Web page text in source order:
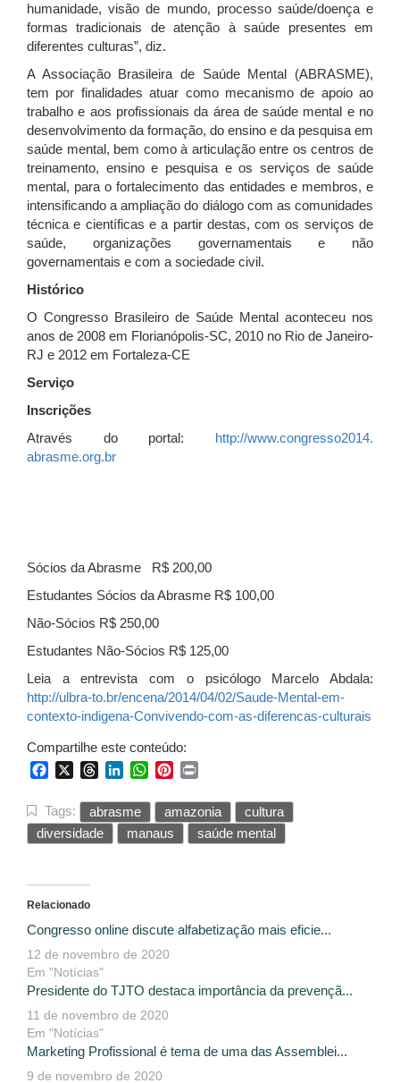
humanidade, visão de mundo, processo saúde/doença e
formas tradicionais de atenção à saúde presentes em
diferentes culturas”, diz.
A Associação Brasileira de Saúde Mental (ABRASME),
tem por finalidades atuar como mecanismo de apoio ao
trabalho e aos profissionais da área de saúde mental e no
desenvolvimento da formação, do ensino e da pesquisa em
saúde mental, bem como à articulação entre os centros de
treinamento, ensino e pesquisa e os serviços de saúde
mental, para o fortalecimento das entidades e membros, e
intensificando a ampliação do diálogo com as comunidades
técnica e científicas e a partir destas, com os serviços de
saúde, organizações governamentais e não
governamentais e com a sociedade civil.
Histórico
O Congresso Brasileiro de Saúde Mental aconteceu nos
anos de 2008 em Florianópolis-SC, 2010 no Rio de Janeiro-
RJ e 2012 em Fortaleza-CE
Serviço
Inscrições
Através do portal: http://www.congresso2014.
abrasme.org.br
Sócios da Abrasme R$ 200,00
Estudantes Sócios da Abrasme R$ 100,00
Não-Sócios R$ 250,00
Estudantes Não-Sócios R$ 125,00
Leia a entrevista com o psicólogo Marcelo Abdala:
http://ulbra-to.br/encena/2014/04/02/Saude-Mental-em-
contexto-indigena-Convivendo-com-as-diferencas-culturais
Compartilhe este conteúdo:
FacebookThreadsLinkedInWhatsApp
Pinterest
Tags: abrasme amazonia
cultura
diversidade
manaus saúde mental
Relacionado
Congresso online discute alfabetização mais eficie...
12 de novembro de 2020
Em "Notícias"
Presidente do TJTO destaca importância da prevençã...
11 de novembro de 2020
Em "Notícias"
Marketing Profissional é tema de uma das Assemblei...
9 de novembro de 2020